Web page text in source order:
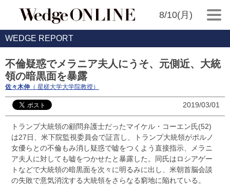
8/10(月)
WEDGE REPORT
不倫疑惑でメラニア夫人にうそ、元側近、大統
領の暗黒面を暴露
佐々木伸 （ 星槎大学大学院教授）
2019/03/01
トランプ大統領の顧問弁護士だったマイケル・コーエン氏(52)
は27日、米下院監視委員会で証言し、トランプ大統領がポルノ
女優らとの不倫もみ消し疑惑で嘘をつくよう直接指示、メラニ
ア夫人に対しても嘘をつかせたと暴露した。同氏はロシアゲー
トなどで大統領の暗黒面を次々に明るみに出し、米朝首脳会談
の失敗で意気消沈する大統領をさらなる窮地に陥れている。